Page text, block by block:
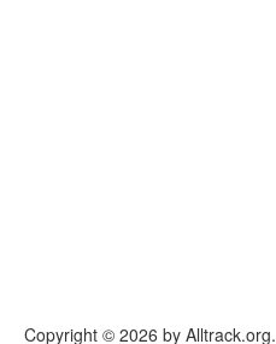
Copyright © 2026 by Alltrack.org.